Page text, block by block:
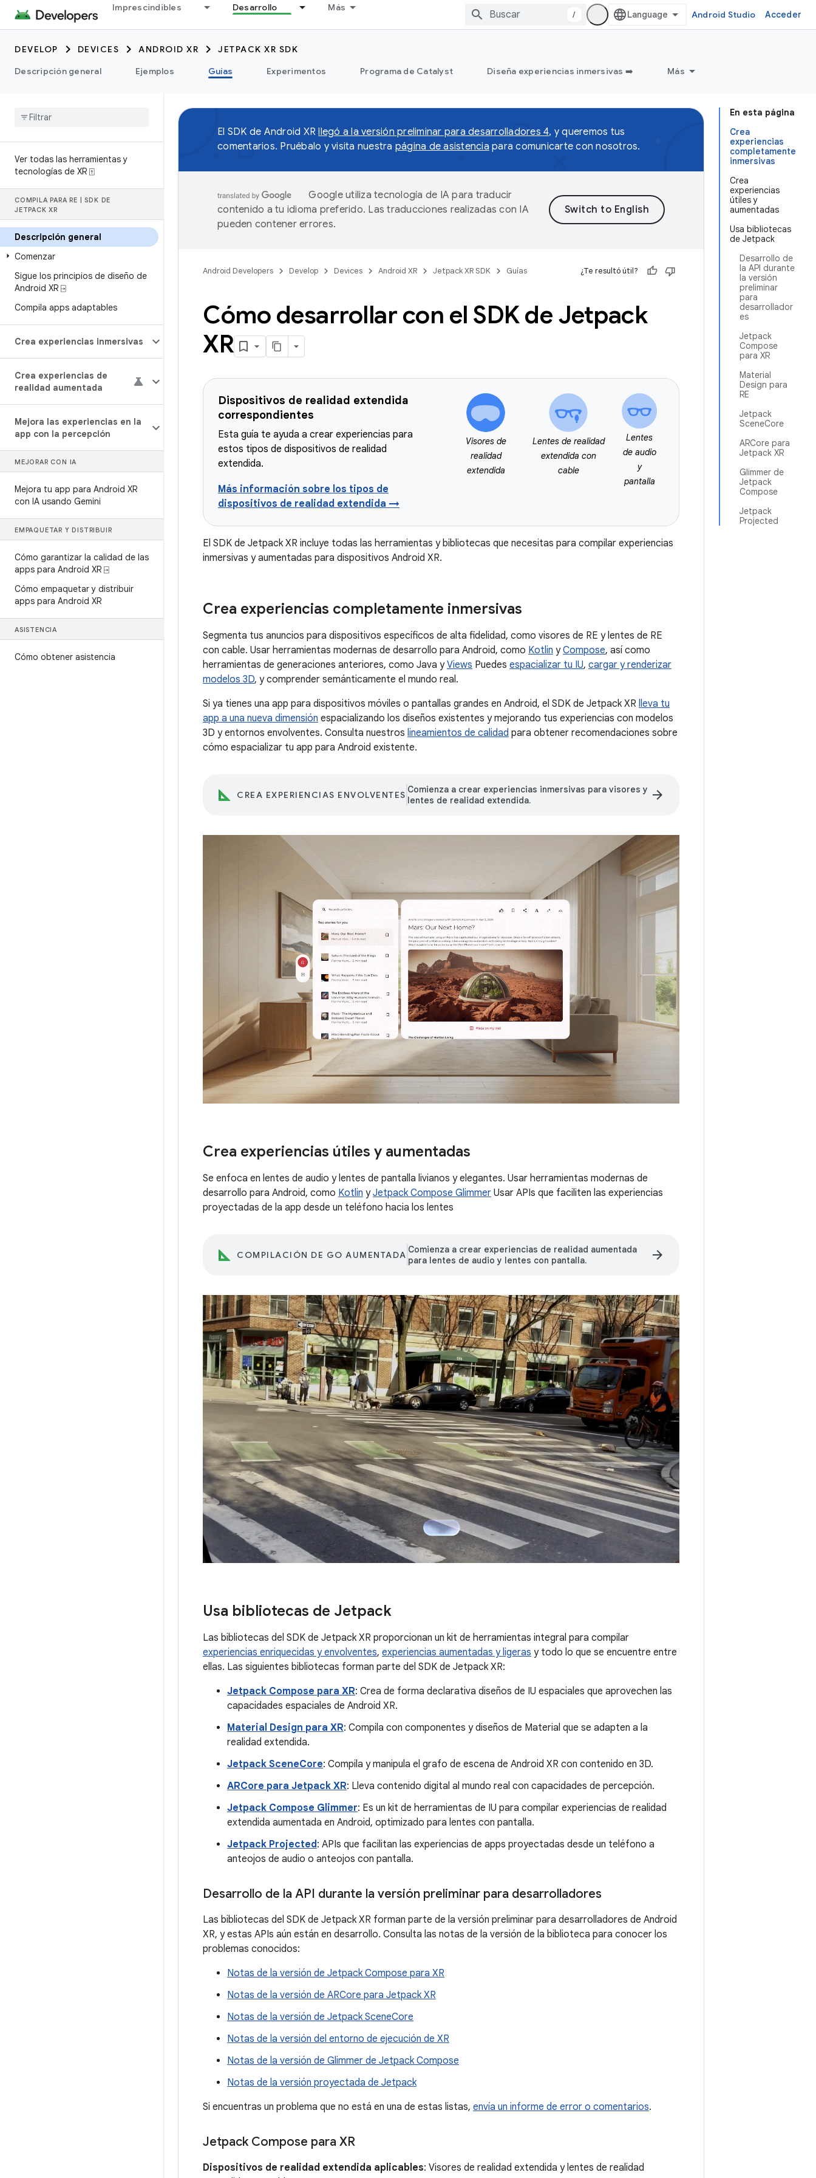
Imprescindibles Desarrollo Más
/ Android Studio Acceder
DEVELOP DEVICES ANDROID XR
JETPACK XR SDK
Descripción general
Ejemplos Guías Experimentos Programa de Catalyst Diseña experiencias inmersivas ➡️ Más
Ver todas las herramientas y
tecnologías de XR ⍐
COMPILA PARA RE
SDK DE
JETPACK XR
Descripción general
Comenzar
Sigue los principios de diseño de
Android XR ⍈
Compila apps adaptables
Crea experiencias inmersivas
Crea experiencias de
realidad aumentada
Mejora las experiencias en la
app con la percepción
MEJORAR CON IA
Mejora tu app para Android XR
con IA usando Gemini
EMPAQUETAR Y DISTRIBUIR
Cómo garantizar la calidad de las
apps para Android XR ⍈
Cómo empaquetar y distribuir
apps para Android XR
ASISTENCIA
Cómo obtener asistencia
En esta página
Crea
experiencias
completamente
inmersivas
Crea
experiencias
útiles y
aumentadas
Usa bibliotecas
de Jetpack
Desarrollo de
la API durante
la versión
preliminar
para
desarrollador
es
Jetpack
Compose
para XR
Material
Design para
RE
Jetpack
SceneCore
ARCore para
Jetpack XR
Glimmer de
Jetpack
Compose
Jetpack
Projected
El SDK de Android XRllegó a la versión preliminar para desarrolladores 4, y queremos tus
comentarios. Pruébalo y visita nuestra página de asistencia para comunicarte con nosotros.
Google utiliza tecnología de IA para traducir
contenido a tu idioma preferido. Las traducciones realizadas con IA
pueden contener errores.
Android Developers Develop Devices Android XR Jetpack XR SDK Guías ¿Te resultó útil?
Cómo desarrollar con el SDK de Jetpack
XR
Dispositivos de realidad extendida
correspondientes
Esta guía te ayuda a crear experiencias para
estos tipos de dispositivos de realidad
extendida.
Más información sobre los tipos de
dispositivos de realidad extendida →
Visores de
realidad
extendida
Lentes de realidad
extendida con
cable
Lentes
de audio
y
pantalla
El SDK de Jetpack XR incluye todas las herramientas y bibliotecas que necesitas para compilar experiencias
inmersivas y aumentadas para dispositivos Android XR.
Crea experiencias completamente inmersivas
Segmenta tus anuncios para dispositivos específicos de alta fidelidad, como visores de RE y lentes de RE
con cable. Usar herramientas modernas de desarrollo para Android, como Kotlin yCompose, así como
herramientas de generaciones anteriores, como Java yViews Puedes espacializar tu IU, cargar y renderizar
modelos 3D, y comprender semánticamente el mundo real.
Si ya tienes una app para dispositivos móviles o pantallas grandes en Android, el SDK de Jetpack XR lleva tu
app a una nueva dimensión espacializando los diseños existentes y mejorando tus experiencias con modelos
3D y entornos envolventes. Consulta nuestros lineamientos de calidad para obtener recomendaciones sobre
cómo espacializar tu app para Android existente.
CREA EXPERIENCIAS ENVOLVENTES Comienza a crear experiencias inmersivas para visores y
lentes de realidad extendida.
arrow_forward
Crea experiencias útiles y aumentadas
Se enfoca en lentes de audio y lentes de pantalla livianos y elegantes. Usar herramientas modernas de
desarrollo para Android, como Kotlin yJetpack Compose Glimmer Usar APIs que faciliten las experiencias
proyectadas de la app desde un teléfono hacia los lentes
COMPILACIÓN DE GO AUMENTADA Comienza a crear experiencias de realidad aumentada
para lentes de audio y lentes con pantalla.
arrow_forward
Usa bibliotecas de Jetpack
Las bibliotecas del SDK de Jetpack XR proporcionan un kit de herramientas integral para compilar
experiencias enriquecidas y envolventes, experiencias aumentadas y ligeras y todo lo que se encuentre entre
ellas. Las siguientes bibliotecas forman parte del SDK de Jetpack XR:
Jetpack Compose para XR: Crea de forma declarativa diseños de IU espaciales que aprovechen las
capacidades espaciales de Android XR.
Material Design para XR: Compila con componentes y diseños de Material que se adapten a la
realidad extendida.
Jetpack SceneCore: Compila y manipula el grafo de escena de Android XR con contenido en 3D.
ARCore para Jetpack XR: Lleva contenido digital al mundo real con capacidades de percepción.
Jetpack Compose Glimmer: Es un kit de herramientas de IU para compilar experiencias de realidad
extendida aumentada en Android, optimizado para lentes con pantalla.
Jetpack Projected : APIs que facilitan las experiencias de apps proyectadas desde un teléfono a
anteojos de audio o anteojos con pantalla.
Desarrollo de la API durante la versión preliminar para desarrolladores
Las bibliotecas del SDK de Jetpack XR forman parte de la versión preliminar para desarrolladores de Android
XR, y estas APIs aún están en desarrollo. Consulta las notas de la versión de la biblioteca para conocer los
problemas conocidos:
Notas de la versión de Jetpack Compose para XR
Notas de la versión de ARCore para Jetpack XR
Notas de la versión de Jetpack SceneCore
Notas de la versión del entorno de ejecución de XR
Notas de la versión de Glimmer de Jetpack Compose
Notas de la versión proyectada de Jetpack
Si encuentras un problema que no está en una de estas listas, envía un informe de error o comentarios.
Jetpack Compose para XR
Dispositivos de realidad extendida aplicables: Visores de realidad extendida y lentes de realidad